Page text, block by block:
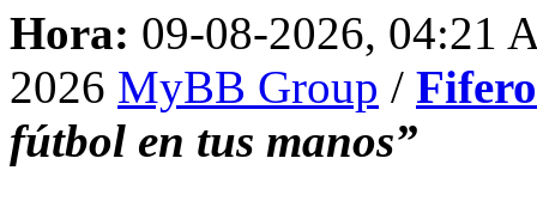
Hora: 09-08-2026, 04:21
2026 MyBB Group /
fútbol en tus manos”